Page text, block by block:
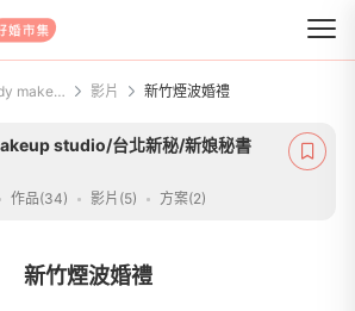
好婚市集
cindy makeup studio/台北新秘/新娘秘書 影片 新竹煙波婚禮
studio/台北新秘/新娘秘書
作品(34) 影片(5) 方案(2)
新竹煙波婚禮